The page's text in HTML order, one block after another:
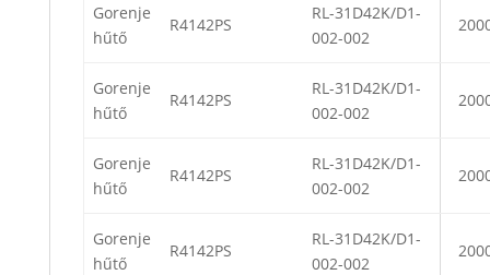
Gorenje
hűtő
R4142PS
RL-31D42K/D1-
002-002
Gorenje
hűtő
R4142PS
RL-31D42K/D1-
002-002
Gorenje
hűtő
R4142PS
RL-31D42K/D1-
002-002
Gorenje
hűtő
R4142PS
RL-31D42K/D1-
002-002